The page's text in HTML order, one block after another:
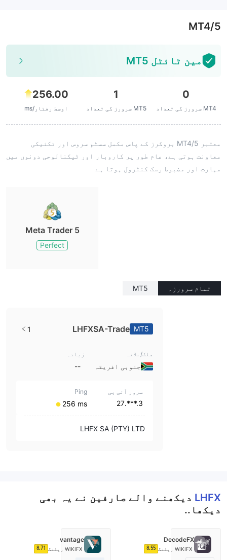
MT4/5
مین ٹائٹل MT5
0
MT4 سرورز کی تعداد
1
MT5 سرورز کی تعداد
256.00
اوسط رفتار/ms
معتبر MT4/5 بروکرز کے پاس مکمل سسٹم سروس اور تکنیکی
معاونت ہوتی ہے، عام طور پر کاروبار اور ٹیکنالوجی دونوں میں
مہارت اور مضبوط رسک کنٹرول ہوتا ہے
Meta Trader 5
Perfect
تمام سرورز۔ MT5
MT5
LHFXSA-Trade
1
ملک/علاقہ
جنوبی افریقہ
زیادہ
--
سرور آئی پی
3.***.27
Ping
256 ms
LHFX SA (PTY) LTD
LHFX دیکھنے والے صارفین نے یہ بھی
دیکھا..
DecodeFX
WIKIFX ریٹنگ 8.55
vantage
WIKIFX ریٹنگ 8.71